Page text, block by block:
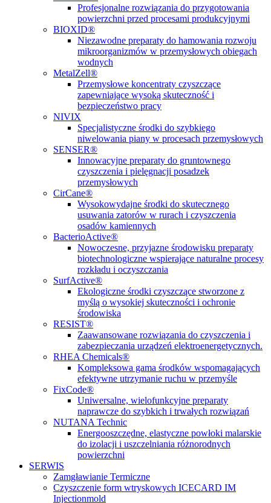
Profesjonalne rozwiązania do przygotowania
powierzchni przed procesami produkcyjnymi
BIOXID®
Niezawodne preparaty do hamowania rozwoju
mikroorganizmów w przemysłowych obiegach
wodnych
MetalZell®
Przemysłowe koncentraty czyszczące
zapewniające wysoką skuteczność i
bezpieczeństwo pracy
NIVIX
Specjalistyczne środki do szybkiego
niwelowania piany w procesach przemysłowych
SENSER®
Innowacyjne preparaty do gruntownego
czyszczenia i pielęgnacji posadzek
przemysłowych
CirCane®
Wysokowydajne środki do skutecznego
usuwania zatorów w rurach i czyszczenia
osadów kamiennych
BacterioActive®
Nowoczesne, przyjazne środowisku preparaty
biotechnologiczne wspierające naturalne procesy
rozkładu i oczyszczania
SurfActive®
Ekologiczne środki czyszczące stworzone z
myślą o wysokiej skuteczności i ochronie
środowiska
RESIST®
Zaawansowane rozwiązania do czyszczenia i
zabezpieczania urządzeń elektroenergetycznych.
RHEA Chemicals®
Kompleksowa gama środków wspomagających
efektywne utrzymanie ruchu w przemyśle
FixCode®
Uniwersalne, wielofunkcyjne preparaty
naprawcze do szybkich i trwałych rozwiązań
NUTANA Technic
Energooszczędne, elastyczne powłoki malarskie
do izolacji i uszczelniania różnorodnych
powierzchni
SERWIS
Zamgławianie Termiczne
Czyszczenie form wtryskowych ICECARD IM
Injectionmold